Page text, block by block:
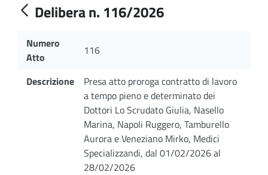
Delibera n. 116/2026
Numero
Atto
116
Descrizione
Presa atto proroga contratto di lavoro
a tempo pieno e determinato dei
Dottori Lo Scrudato Giulia, Nasello
Marina, Napoli Ruggero, Tamburello
Aurora e Veneziano Mirko, Medici
Specializzandi, dal 01/02/2026 al
28/02/2026